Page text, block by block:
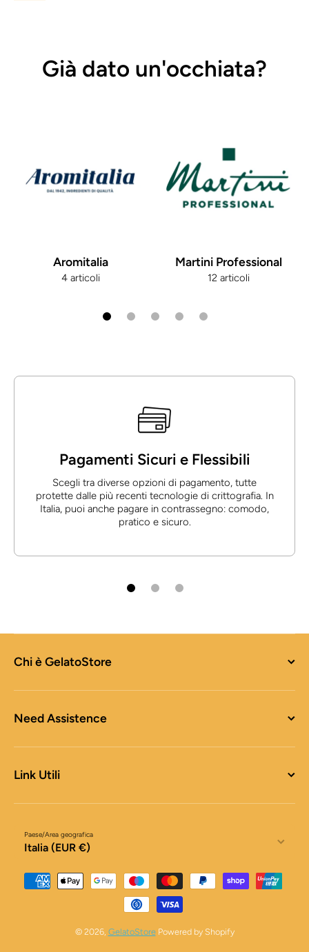
Già dato un'occhiata?
Aromitalia
4 articoli
Martini Professional
12 articoli
Pagamenti Sicuri e Flessibili
Scegli tra diverse opzioni di pagamento, tutte
protette dalle più recenti tecnologie di crittografia. In
Italia, puoi anche pagare in contrassegno: comodo,
pratico e sicuro.
Chi è GelatoStore
Need Assistence
Link Utili
Paese/Area geografica
Italia (EUR €)
Metodi di pagamento
© 2026, GelatoStore Powered by Shopify